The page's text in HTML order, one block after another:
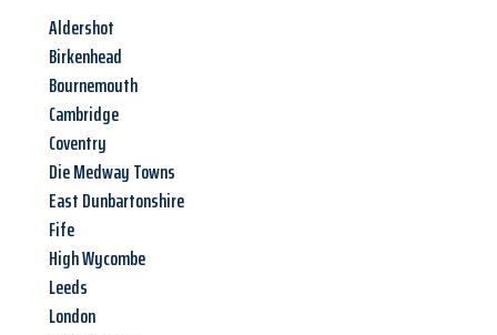
Aldershot
Birkenhead
Bournemouth
Cambridge
Coventry
Die Medway Towns
East Dunbartonshire
Fife
High Wycombe
Leeds
London